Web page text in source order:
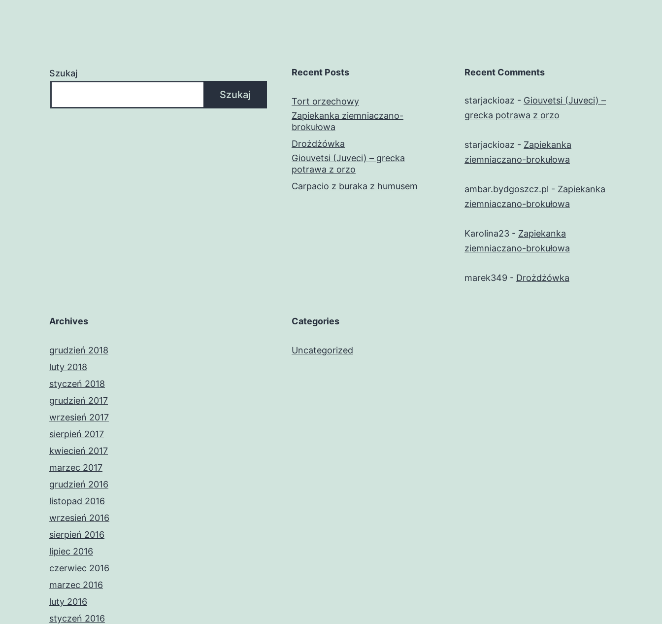
Szukaj
Szukaj
Recent Posts
Tort orzechowy
Zapiekanka ziemniaczano-
brokułowa
Drożdżówka
Giouvetsi (Juveci) – grecka
potrawa z orzo
Carpacio z buraka z humusem
Recent Comments
starjackioaz - Giouvetsi (Juveci) –
grecka potrawa z orzo
starjackioaz - Zapiekanka
ziemniaczano-brokułowa
ambar.bydgoszcz.pl - Zapiekanka
ziemniaczano-brokułowa
Karolina23 - Zapiekanka
ziemniaczano-brokułowa
marek349 - Drożdżówka
Archives
grudzień 2018
luty 2018
styczeń 2018
grudzień 2017
wrzesień 2017
sierpień 2017
kwiecień 2017
marzec 2017
grudzień 2016
listopad 2016
wrzesień 2016
sierpień 2016
lipiec 2016
czerwiec 2016
marzec 2016
luty 2016
styczeń 2016
Categories
Uncategorized